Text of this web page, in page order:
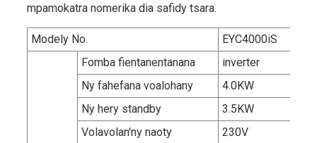
mpamokatra nomerika dia safidy tsara.
Modely No. EYC4000iS
Fomba fientanentanana
inverter
Ny fahefana voalohany
4.0KW
Ny hery standby
3.5KW
Volavolan'ny naoty
230V